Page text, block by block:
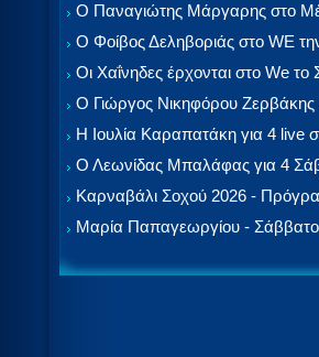
Ο Παναγιώτης Μάργαρης στο
Ο Φοίβος Δεληβοριάς στο WE
Οι Χαΐνηδες έρχονται στο We
Ο Γιώργος Νικηφόρου Ζερβάκης
Η Ιουλία Καραπατάκη για 4 live
Ο Λεωνίδας Μπαλάφας για 4
Καρναβάλι Σοχού 2026 -
Μαρία Παπαγεωργίου - Σάββατο